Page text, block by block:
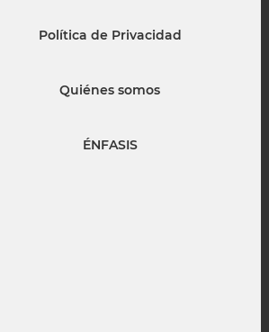
Política de Privacidad
Quiénes somos
ÉNFASIS